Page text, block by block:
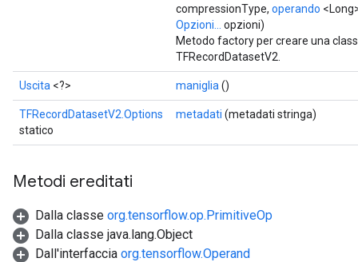
compressionType, operando
Opzioni...
opzioni)
Metodo factory per creare una
TFRecordDatasetV2.
Uscita <?> maniglia ()
TFRecordDatasetV2.Options
statico
metadati (metadati stringa)
Metodi ereditati
Dalla classe org.tensorflow.op.PrimitiveOp
Dalla classe java.lang.Object
Dall'interfaccia org.tensorflow.Operand